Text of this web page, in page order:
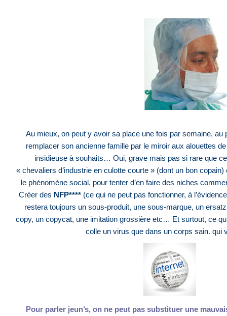
Au mieux, on peut y avoir sa place une fois par semaine, au
remplacer son ancienne famille par le miroir aux alouettes
insidieuse à souhaits… Oui, grave mais pas si rare que
« chevaliers d’industrie en culotte courte » (dont un bon
le phénomène social, pour tenter d’en faire des niches
Créer des NFP**** (ce qui ne peut pas fonctionner, à
restera toujours un sous-produit, une sous-marque, un
copy, un copycat, une imitation grossière etc… Et surtout, ce
colle un virus que dans un corps sain. qui
Pour parler jeun’s, on ne peut pas substituer une